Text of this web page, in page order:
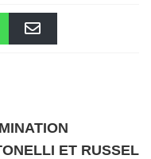
ET RUSSEL